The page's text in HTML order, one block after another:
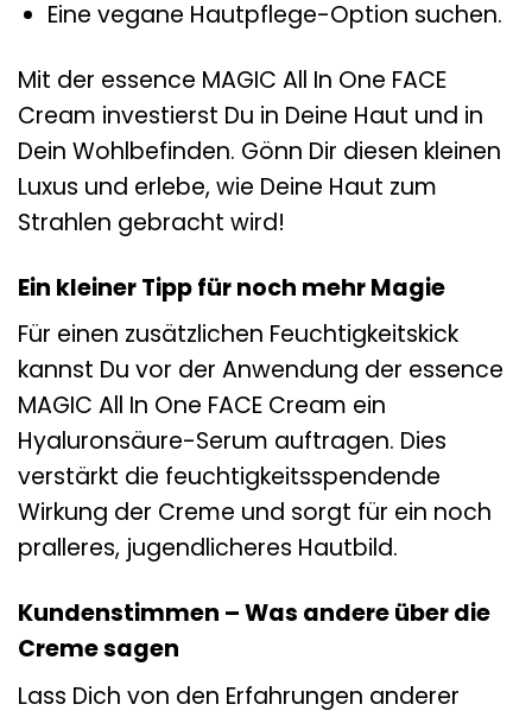
Eine vegane Hautpflege-Option suchen.
Mit der essence MAGIC All In One FACE
Cream investierst Du in Deine Haut und in
Dein Wohlbefinden. Gönn Dir diesen kleinen
Luxus und erlebe, wie Deine Haut zum
Strahlen gebracht wird!
Ein kleiner Tipp für noch mehr Magie
Für einen zusätzlichen Feuchtigkeitskick
kannst Du vor der Anwendung der essence
MAGIC All In One FACE Cream ein
Hyaluronsäure-Serum auftragen. Dies
verstärkt die feuchtigkeitsspendende
Wirkung der Creme und sorgt für ein noch
pralleres, jugendlicheres Hautbild.
Kundenstimmen – Was andere über die
Creme sagen
Lass Dich von den Erfahrungen anderer